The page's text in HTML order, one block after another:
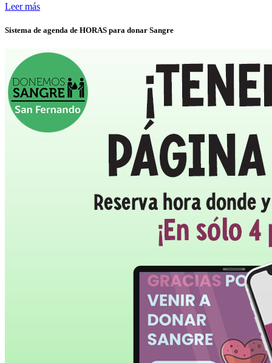
Leer más
Sistema de agenda de HORAS para donar Sangre